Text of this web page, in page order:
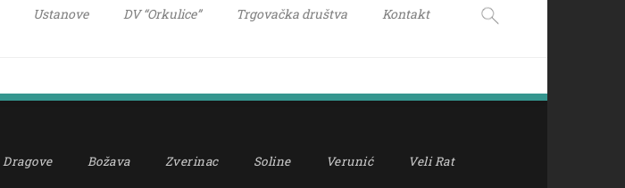
Ustanove DV “Orkulice” Trgovačka društva Kontakt
Dragove Božava Zverinac Soline Verunić Veli Rat